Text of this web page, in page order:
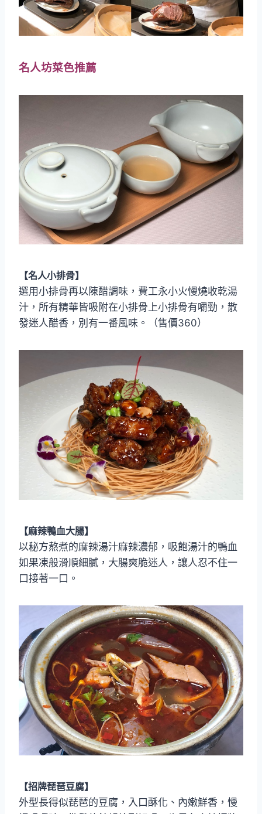
名人坊菜色推薦
【名人小排骨】
選用小排骨再以陳醋調味，費工永小火慢燒收乾湯
汁，所有精華皆吸附在小排骨上小排骨有嚼勁，散
發迷人醋香，別有一番風味。（售價360）
【麻辣鴨血大腸】
以秘方熬煮的麻辣湯汁麻辣濃郁，吸飽湯汁的鴨血
如果凍般滑順細膩，大腸爽脆迷人，讓人忍不住一
口接著一口。
【招牌琵琶豆腐】
外型長得似琵琶的豆腐，入口酥化、內嫩鮮香，慢